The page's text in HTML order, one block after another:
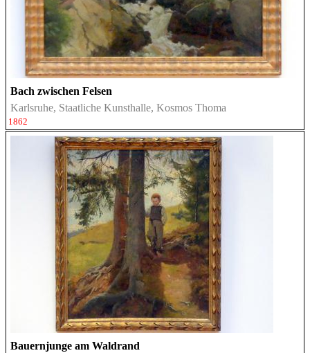
Bach zwischen Felsen
Karlsruhe, Staatliche Kunsthalle, Kosmos Thoma
1862
Bauernjunge am Waldrand